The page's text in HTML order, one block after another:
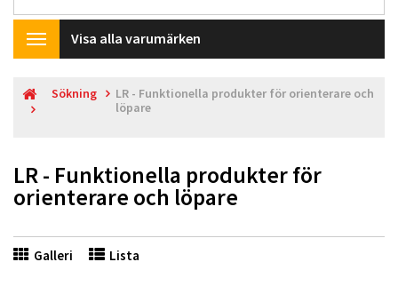
Toggle
navigation
Visa alla varumärken
Sökning
LR - Funktionella produkter för orienterare och
löpare
LR - Funktionella produkter för
orienterare och löpare
Galleri Lista